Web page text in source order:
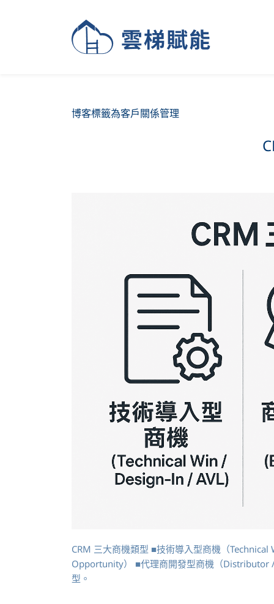
博客標籤為客戶關係管理
CRM 三大商機類型 ■技術導入型商機（
Opportunity） ■代理商開發型商機（Distributor
型。